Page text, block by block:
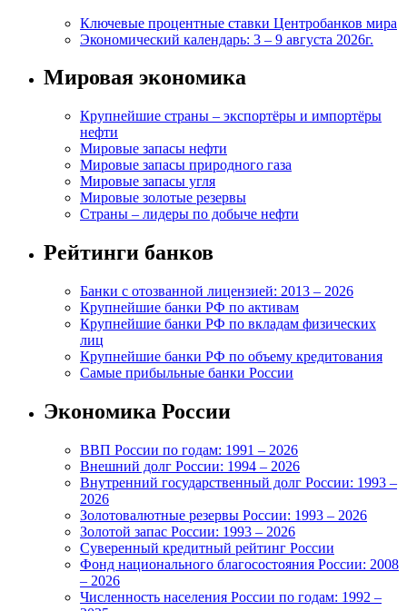
Ключевые процентные ставки Центробанков мира
Экономический календарь: 3 – 9 августа 2026г.
Мировая экономика
Крупнейшие страны – экспортёры и импортёры
нефти
Мировые запасы нефти
Мировые запасы природного газа
Мировые запасы угля
Мировые золотые резервы
Страны – лидеры по добыче нефти
Рейтинги банков
Банки с отозванной лицензией: 2013 – 2026
Крупнейшие банки РФ по активам
Крупнейшие банки РФ по вкладам физических
лиц
Крупнейшие банки РФ по объему кредитования
Самые прибыльные банки России
Экономика России
ВВП России по годам: 1991 – 2026
Внешний долг России: 1994 – 2026
Внутренний государственный долг России: 1993 –
2026
Золотовалютные резервы России: 1993 – 2026
Золотой запас России: 1993 – 2026
Суверенный кредитный рейтинг России
Фонд национального благосостояния России: 2008
– 2026
Численность населения России по годам: 1992 –